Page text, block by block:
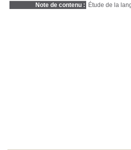
Note de contenu :
Étude de la